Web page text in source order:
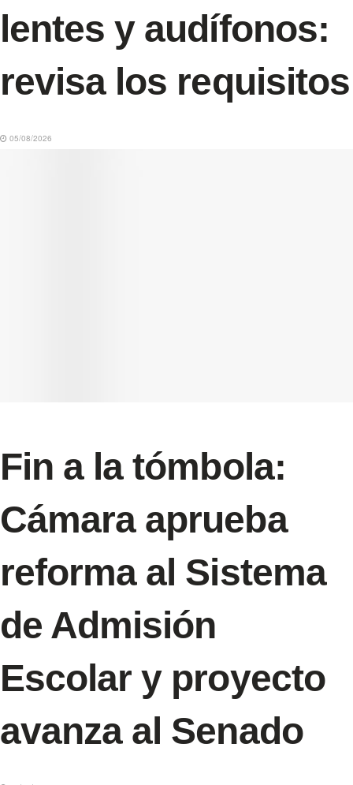
lentes y audífonos:
revisa los requisitos
05/08/2026
Fin a la tómbola:
Cámara aprueba
reforma al Sistema
de Admisión
Escolar y proyecto
avanza al Senado